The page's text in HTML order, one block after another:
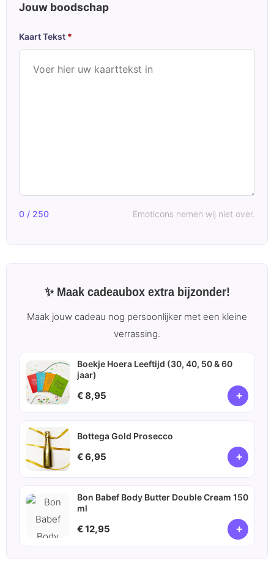
Jouw boodschap
Kaart Tekst *
0 / 250 Emoticons nemen wij niet over.
✨ Maak cadeaubox extra bijzonder!
Maak jouw cadeau nog persoonlijker met een kleine
verrassing.
Boekje Hoera Leeftijd (30, 40, 50 & 60
jaar)
€ 8,95 +
Bottega Gold Prosecco
€ 6,95 +
Bon Babef Body Butter Double Cream 150
ml
€ 12,95 +